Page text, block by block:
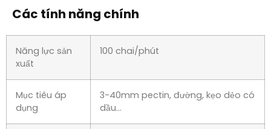
Các tính năng chính
Năng lực sản
xuất
100 chai/phút
Mục tiêu áp
dụng
3-40mm pectin, đường, kẹo dẻo có
dầu…